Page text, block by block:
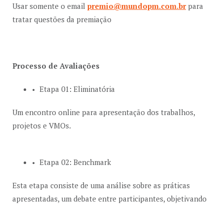
Usar somente o email premio@mundopm.com.brpara
tratar questões da premiação
Processo de Avaliações
Etapa 01: Eliminatória
Um encontro online para apresentação dos trabalhos,
projetos e VMOs.
Etapa 02: Benchmark
Esta etapa consiste de uma análise sobre as práticas
apresentadas, um debate entre participantes, objetivando